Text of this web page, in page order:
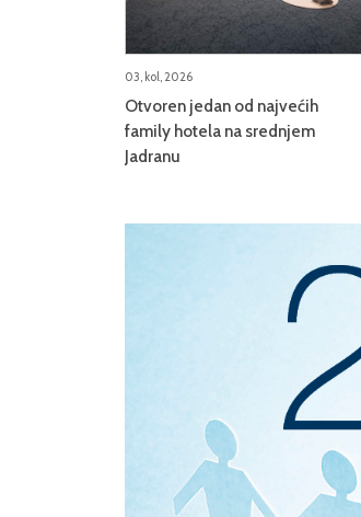
03, kol, 2026
Otvoren jedan od najvećih
family hotela na srednjem
Jadranu